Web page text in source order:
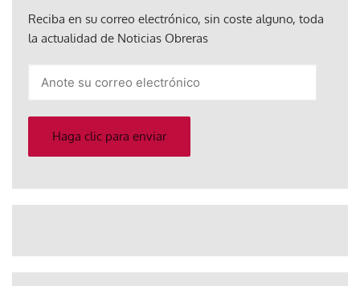
Reciba en su correo electrónico, sin coste alguno, toda
la actualidad de Noticias Obreras
electrónico
Haga clic para enviar